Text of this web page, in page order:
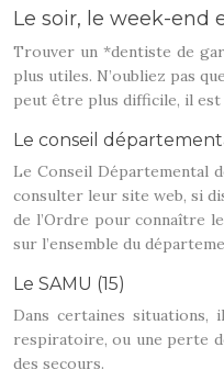
Le soir, le week-end
Trouver un *dentiste de
plus utiles. N’oubliez pas
peut être plus difficile, il est
Le conseil
Le Conseil Départemental
consulter leur site web, si
de l’Ordre pour connaître
sur l’ensemble du
Le SAMU (15)
Dans certaines situations,
respiratoire, ou une perte
des secours.